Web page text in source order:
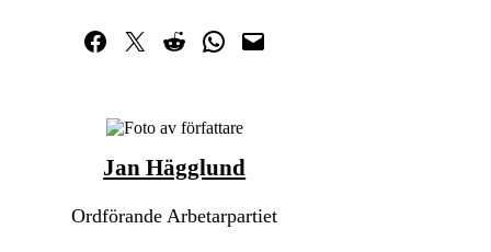
Dela på Facebook
Dela på TwitterDela på RedditDela i WhatsApp
Maila en länk
Jan Hägglund
Ordförande Arbetarpartiet